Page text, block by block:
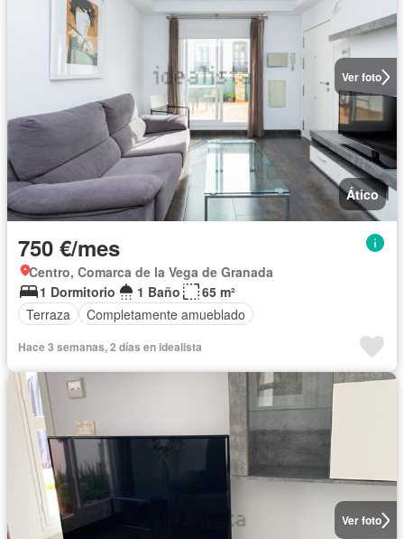
Ver foto
Ático
750 €/mes
Centro, Comarca de la Vega de Granada
1 Dormitorio
1 Baño
65 m²
Terraza
Completamente amueblado
Hace 3 semanas, 2 días en idealista
Ver foto